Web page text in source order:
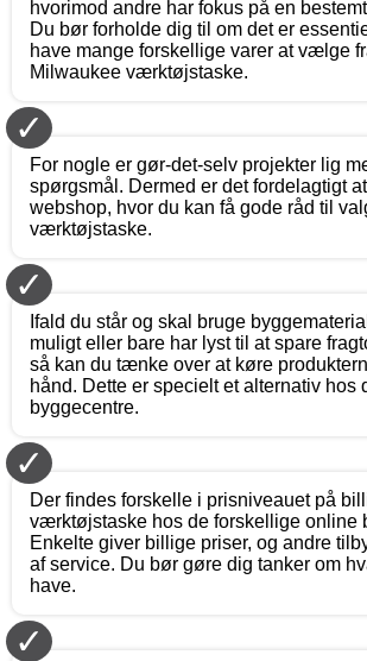
hvorimod andre har fokus på en
Du bør forholde dig til om det er
have mange forskellige varer at vælge
Milwaukee værktøjstaske.
✓
For nogle er gør-det-selv projekter lig
spørgsmål. Dermed er det fordelagtigt
webshop, hvor du kan få gode råd til
værktøjstaske.
✓
Ifald du står og skal bruge
muligt eller bare har lyst til at spare
så kan du tænke over at køre
hånd. Dette er specielt et alternativ hos
byggecentre.
✓
Der findes forskelle i prisniveauet på
værktøjstaske hos de forskellige online
Enkelte giver billige priser, og andre
af service. Du bør gøre dig tanker om
have.
✓